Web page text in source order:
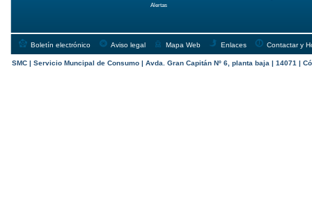
Alertas
Boletín electrónico Aviso legal Mapa Web Enlaces Contactar y
SMC | Servicio Muncipal de Consumo | Avda. Gran Capitán Nº 6, planta baja | 14071 |